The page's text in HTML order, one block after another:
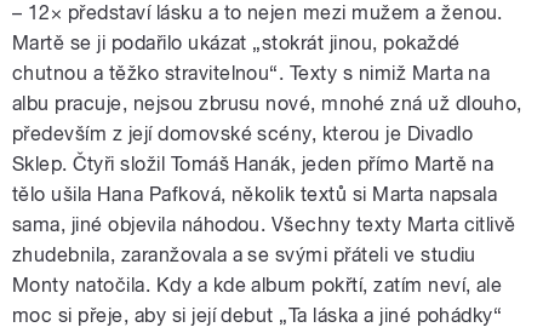
– 12× představí lásku a to nejen mezi mužem a ženou.
Martě se ji podařilo ukázat „stokrát jinou, pokaždé
chutnou a těžko stravitelnou“. Texty s nimiž Marta na
albu pracuje, nejsou zbrusu nové, mnohé zná už dlouho,
především z její domovské scény, kterou je Divadlo
Sklep. Čtyři složil Tomáš Hanák, jeden přímo Martě na
tělo ušila Hana Pafková, několik textů si Marta napsala
sama, jiné objevila náhodou. Všechny texty Marta citlivě
zhudebnila, zaranžovala a se svými přáteli ve studiu
Monty natočila. Kdy a kde album pokřtí, zatím neví, ale
moc si přeje, aby si její debut „Ta láska a jiné pohádky“